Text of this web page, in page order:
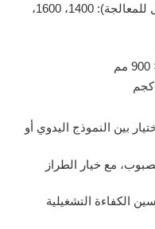
العرض التشغيلي (عرض الورق القابل للمعالجة): 1400، 1600،
بين النموذج اليدوي أو
مع خيار الطراز
الكفاءة التشغيلية